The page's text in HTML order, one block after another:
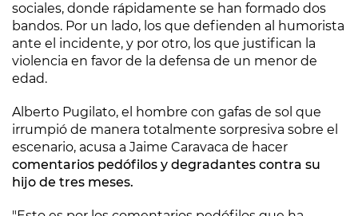
sociales, donde rápidamente se han formado dos
bandos. Por un lado, los que defienden al humorista
ante el incidente, y por otro, los que justifican la
violencia en favor de la defensa de un menor de
edad.
Alberto Pugilato, el hombre con gafas de sol que
irrumpió de manera totalmente sorpresiva sobre el
escenario, acusa a Jaime Caravaca de hacer
comentarios pedófilos y degradantes contra su
hijo de tres meses.